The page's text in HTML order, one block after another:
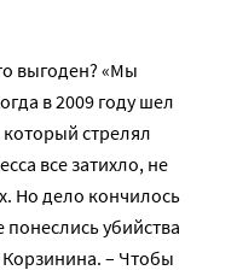
выгоден? «Мы
в 2009 году шел
стрелял
все затихло, не
Но дело кончилось
убийства
– Чтобы